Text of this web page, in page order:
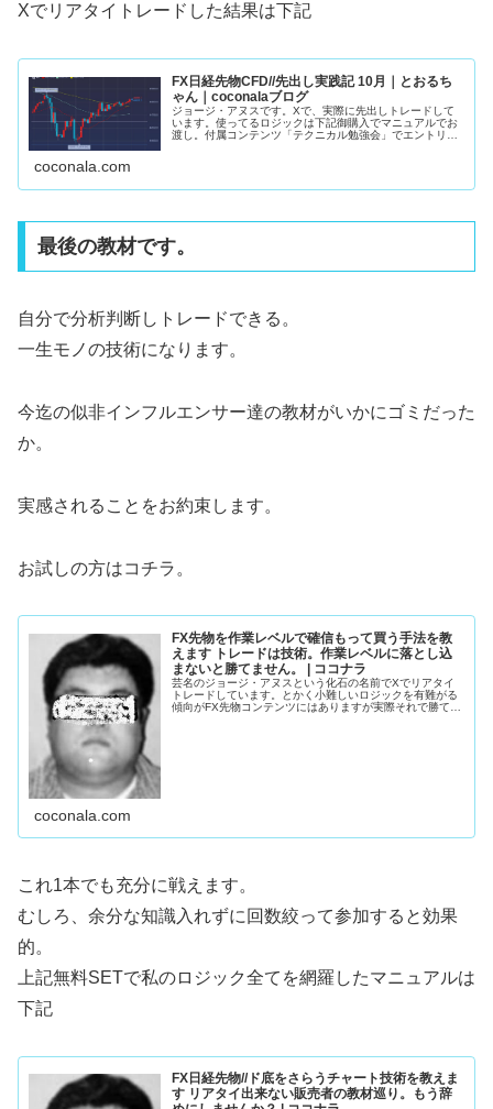
Xでリアタイトレードした結果は下記
FX日経先物CFD//先出し実践記 10月｜とおるち
ゃん｜coconalaブログ
ジョージ・アヌスです。Xで、実際に先出しトレードして
います。使ってるロジックは下記御購入でマニュアルでお
渡し。付属コンテンツ「テクニカル勉強会」でエントリー
coconala.com
最後の教材です。
自分で分析判断しトレードできる。
一生モノの技術になります。
今迄の似非インフルエンサー達の教材がいかにゴミだった
か。
実感されることをお約束します。
お試しの方はコチラ。
FX先物を作業レベルで確信もって買う手法を教
えます トレードは技術。作業レベルに落とし込
まないと勝てません。 | ココナラ
芸名のジョージ・アヌスという化石の名前でXでリアタイ
トレードしています。とかく小難しいロジックを有難がる
傾向がFX先物コンテンツにはありますが実際それで勝てて
coconala.com
これ1本でも充分に戦えます。
むしろ、余分な知識入れずに回数絞って参加すると効果
的。
上記無料SETで私のロジック全てを網羅したマニュアルは
下記
FX日経先物//ド底をさらうチャート技術を教えま
す リアタイ出来ない販売者の教材巡り。もう辞